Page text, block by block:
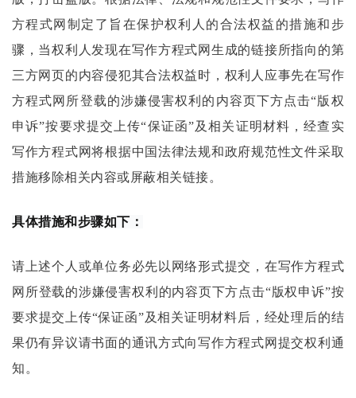
方程式网制定了旨在保护权利人的合法权益的措施和步
骤，当权利人发现在写作方程式网生成的链接所指向的第
三方网页的内容侵犯其合法权益时，权利人应事先在写作
方程式网所登载的涉嫌侵害权利的内容页下方点击“版权
申诉”按要求提交上传“保证函”及相关证明材料，经查实
写作方程式网将根据中国法律法规和政府规范性文件采取
措施移除相关内容或屏蔽相关链接。
具体措施和步骤如下：
请上述个人或单位务必先以网络形式提交，在写作方程式
网所登载的涉嫌侵害权利的内容页下方点击“版权申诉”按
要求提交上传“保证函”及相关证明材料后，经处理后的结
果仍有异议请书面的通讯方式向写作方程式网提交权利通
知。